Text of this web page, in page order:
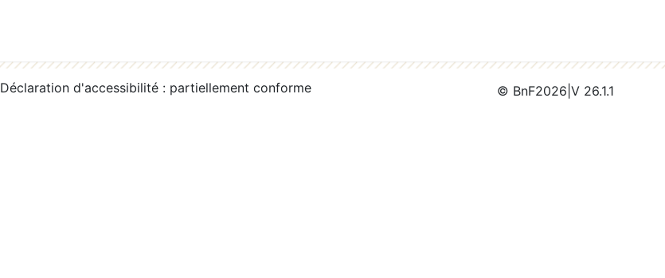
Déclaration d'accessibilité : partiellement conforme © BnF2026 V 26.1.1